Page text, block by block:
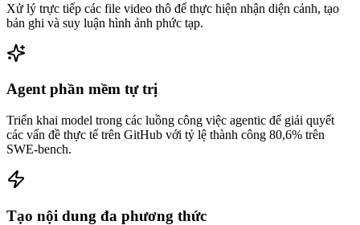
Xử lý trực tiếp các file video thô để thực hiện nhận diện cảnh, tạo
bản ghi và suy luận hình ảnh phức tạp.
Agent phần mềm tự trị
Triển khai model trong các luồng công việc agentic để giải quyết
các vấn đề thực tế trên GitHub với tỷ lệ thành công 80,6% trên
SWE-bench.
Tạo nội dung đa phương thức